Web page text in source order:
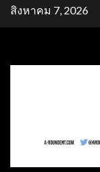
Skipสิงหาคม 7, 2026